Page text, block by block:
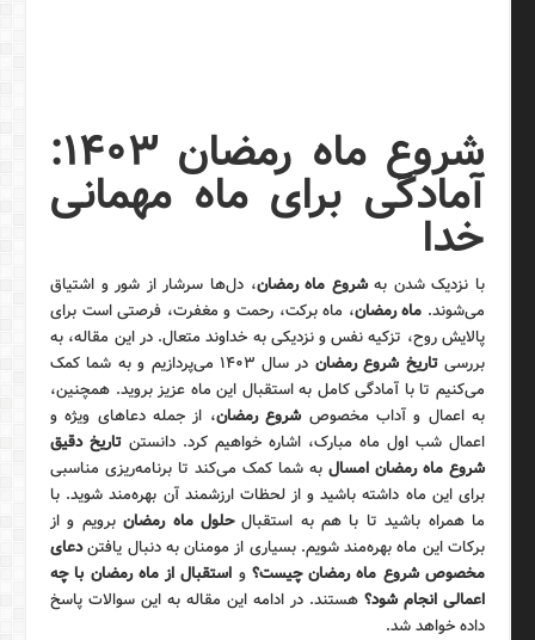
شروع ماه رمضان ۱۴۰۳:
آمادگی برای ماه مهمانی
خدا
با نزدیک شدن بهشروع ماه رمضان، دل‌ها سرشار از شور و اشتیاق
می‌شوند. ماه رمضان، ماه برکت، رحمت و مغفرت، فرصتی است برای
پالایش روح، تزکیه نفس و نزدیکی به خداوند متعال. در این مقاله، به
بررسیتاریخ شروع رمضان
در سال ۱۴۰۳ می‌پردازیم و به شما کمک
می‌کنیم تا با آمادگی کامل به استقبال این ماه عزیز بروید. همچنین،
به اعمال و آداب مخصوص شروع رمضان، از جمله دعاهای ویژه و
اعمال شب اول ماه مبارک، اشاره خواهیم کرد. دانستن تاریخ دقیق
شروع ماه رمضان امسال به شما کمک می‌کند تا برنامه‌ریزی مناسبی
برای این ماه داشته باشید و از لحظات ارزشمند آن بهره‌مند شوید. با
ما همراه باشید تا با هم به استقبالحلول ماه رمضانبرویم و از
برکات این ماه بهره‌مند شویم. بسیاری از مومنان به دنبال یافتندعای
مخصوص شروع ماه رمضان چیست؟ و استقبال از ماه رمضان با چه
اعمالی انجام شود؟ هستند. در ادامه این مقاله به این سوالات پاسخ
داده خواهد شد.